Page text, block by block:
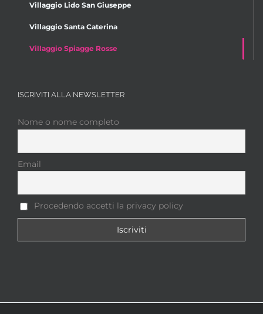
Villaggio Lido San Giuseppe
Villaggio Santa Caterina
Villaggio Spiagge Rosse
ISCRIVITI ALLA NEWSLETTER
Nome o nome completo
Email
Procedendo accetti la privacy policy